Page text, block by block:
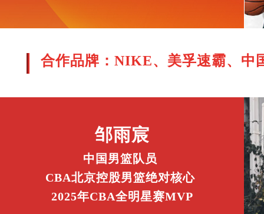
邹雨宸
中国男篮队员
CBA北京控股男篮绝对核心
2025年CBA全明星赛MVP
合作品牌：NIKE、美孚速霸、